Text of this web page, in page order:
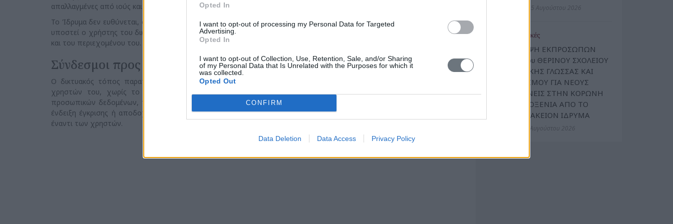
Opted In
I want to opt-out of processing my Personal Data for Targeted
Advertising.
Opted In
I want to opt-out of Collection, Use, Retention, Sale, and/or Sharing
of my Personal Data that Is Unrelated with the Purposes for which it
was collected.
Opted Out
CONFIRM
Data Deletion Data Access Privacy Policy
απαλλαγμένες από ιούς και παρόμοια στοιχεία.
Το Ίδρυμα δεν ευθύνεται, στην έκταση που επιτρέπεται από την εφαρμοστέα νομοθεσία, για κάθε μορφής ζημία τυχόν
υποστεί ο χρήστης του δικτυακού τόπου από αιτία που σχετίζεται με τη λειτουργία ή τη χρήση του δικτυακού τόπου
και του περιεχομένου του.
Σύνδεσμοι προς δικτυακούς τόπους (links)
Ο δικτυακός τόπος παραπέμπει μέσω links σε άλλους διαδικτυακούς τόπους αποκλειστικά προς διευκόλυνση των
χρηστών του, χωρίς το Ίδρυμα να ελέγχει τη διαθεσιμότητα, το περιεχόμενο, την πολιτική προστασίας των
προσωπικών δεδομένων, τους όρους χρήσης των άλλων διαδικτυακών τόπων. Η τοποθέτηση των links δεν αποτελεί
ένδειξη έγκρισης ή αποδοχής του περιεχομένου τους από Ίδρυμα, το οποίο δεν αναλαμβάνει καμία σχετική ευθύνη
έναντι των χρηστών.
Πολιτιστικές
ΕΠΙΣΚΕΨΗ ΕΚΠΡΟΣΩΠΩΝ
ΤΟΥ 18ου ΘΕΡΙΝΟΥ ΣΧΟΛΕΙΟΥ
ΕΛΛΗΝΙΚΗΣ ΓΛΩΣΣΑΣ ΚΑΙ
ΠΟΛΙΤΙΣΜΟΥ ΓΙΑ ΝΕΟΥΣ
ΟΜΟΓΕΝΕΙΣ ΣΤΗΝ ΚΟΡΩΝΗ
ΚΑΙ ΦΙΛΟΞΕΝΙΑ ΑΠΟ ΤΟ
ΜΑΝΙΑΤΑΚΕΙΟΝ ΙΔΡΥΜΑ